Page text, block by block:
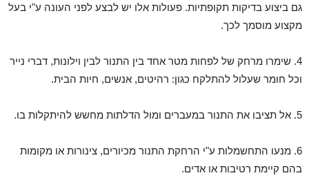
גם ביצוע בדיקות תקופתיות. פעולות אלו יש לבצע לפני העונה ע"י בעל
מקצוע מוסמך לכך.
4. שימרו מרחק של לפחות מטר אחד בין התנור לבין וילונות, דברי נייר
וכל חומר שעלול להתלקח כגון: רהיטים, אנשים, חיות הבית.
5. אל תציבו את התנור במעברים ומול הדלתות מחשש להיתקלות בו.
6. מנעו התחשמלות ע"י הרחקת התנור מכיורים, צינורות או מקומות
בהם קיימת רטיבות או אדים.